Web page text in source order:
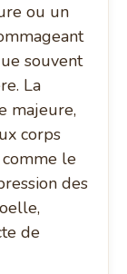
ou un
souvent
La
majeure,
corps
le
des
de